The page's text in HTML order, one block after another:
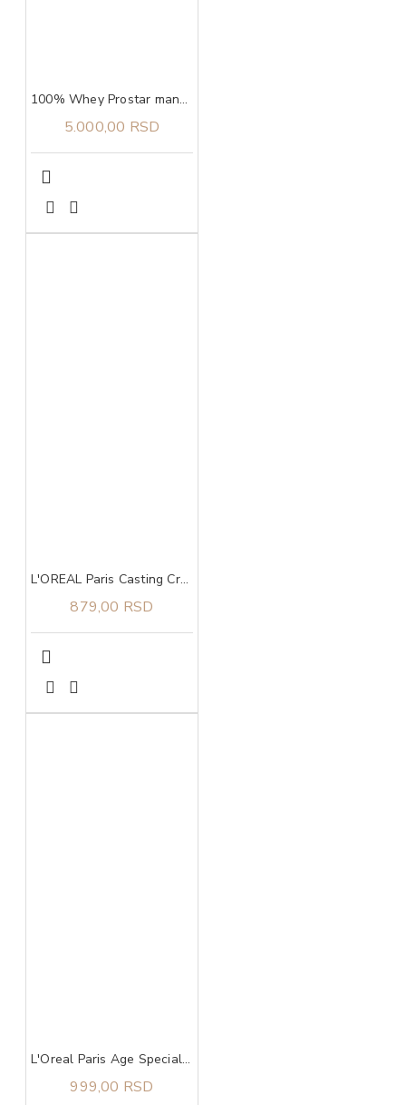
100% Whey Prostar mango, 907g ULTIMATE NUTRITION
5.000,00 RSD
L'OREAL Paris Casting Creme Gloss boja za kosu 550
879,00 RSD
L'Oreal Paris Age Specialist 55+ krema protiv bora za predeo oko očiju 15 ml
999,00 RSD